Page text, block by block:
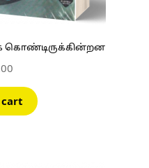
கொண்டிருக்கின்றன